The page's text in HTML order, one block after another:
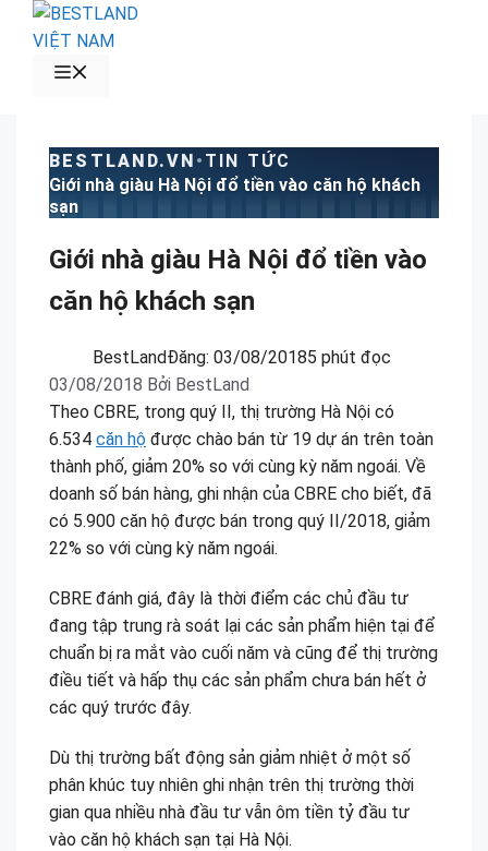
Chuyển
BESTLAND.VN • TIN TỨC
Giới nhà giàu Hà Nội đổ tiền vào căn hộ khách
sạn
Giới nhà giàu Hà Nội đổ tiền vào
căn hộ khách sạn
BestLandĐăng: 03/08/20185 phút đọc
03/08/2018 Bởi BestLand
Theo CBRE, trong quý II, thị trường Hà Nội có
6.534 căn hộ được chào bán từ 19 dự án trên toàn
thành phố, giảm 20% so với cùng kỳ năm ngoái. Về
doanh số bán hàng, ghi nhận của CBRE cho biết, đã
có 5.900 căn hộ được bán trong quý II/2018, giảm
22% so với cùng kỳ năm ngoái.
CBRE đánh giá, đây là thời điểm các chủ đầu tư
đang tập trung rà soát lại các sản phẩm hiện tại để
chuẩn bị ra mắt vào cuối năm và cũng để thị trường
điều tiết và hấp thụ các sản phẩm chưa bán hết ở
các quý trước đây.
Dù thị trường bất động sản giảm nhiệt ở một số
phân khúc tuy nhiên ghi nhận trên thị trường thời
gian qua nhiều nhà đầu tư vẫn ôm tiền tỷ đầu tư
vào căn hộ khách sạn tại Hà Nội.